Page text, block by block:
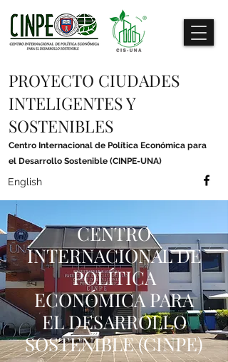
PROYECTO CIUDADES
INTELIGENTES Y
SOSTENIBLES
Centro Internacional de Política Económica para
el Desarrollo Sostenible (CINPE-UNA)
English
CENTRO
INTERNACIONAL DE
POLÍTICA
ECONÓMICA PARA
EL DESARROLLO
SOSTENIBLE (CINPE)